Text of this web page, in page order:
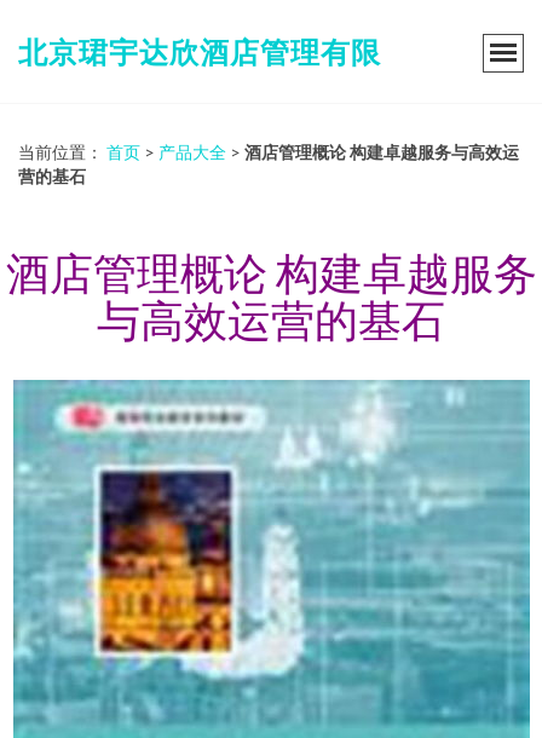
北京珺宇达欣酒店管理有限
当前位置： 首页 > 产品大全 > 酒店管理概论 构建卓越服务与高效运
营的基石
酒店管理概论 构建卓越服务
与高效运营的基石